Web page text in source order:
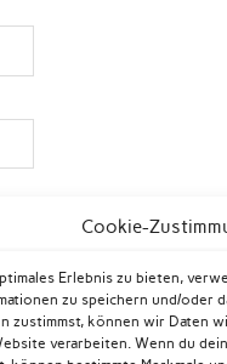
Cookie-
Erlebnis zu bieten,
zu speichern und/oder
zustimmst, können wir Daten
verarbeiten. Wenn du